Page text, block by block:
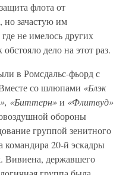
флота от
но зачастую им
не имелось других
дело на этот раз.
в Ромсдальс-фьорд с
со шлюпами «Блэк
«Биттерн»и «Флитвуд»
обороны
группой зенитного
20-й эскадры
Вивиена, державшего